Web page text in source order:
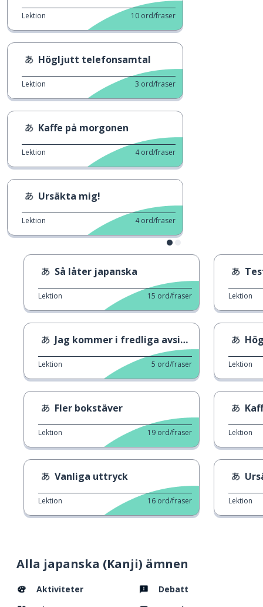
Alla japanska (Kanji) ämnen
Aktiviteter
Debatt
Lektion 10 ord/fraser
Högljutt telefonsamtal
Lektion 3 ord/fraser
Kaffe på morgonen
Lektion 4 ord/fraser
Ursäkta mig!
Lektion 4 ord/fraser
Så låter japanska
Lektion 15 ord/fraser
Jag kommer i fredliga avsikter 1
Lektion 5 ord/fraser
Fler bokstäver
Lektion 19 ord/fraser
Vanliga uttryck
Lektion 16 ord/fraser
Lektion
Lektion
Lektion
Lektion